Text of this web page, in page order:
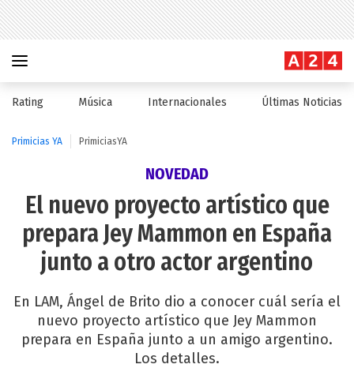
Rating Música Internacionales Últimas Noticias
Primicias YA PrimiciasYA
NOVEDAD
El nuevo proyecto artístico que
prepara Jey Mammon en España
junto a otro actor argentino
En LAM, Ángel de Brito dio a conocer cuál sería el
nuevo proyecto artístico que Jey Mammon
prepara en España junto a un amigo argentino.
Los detalles.